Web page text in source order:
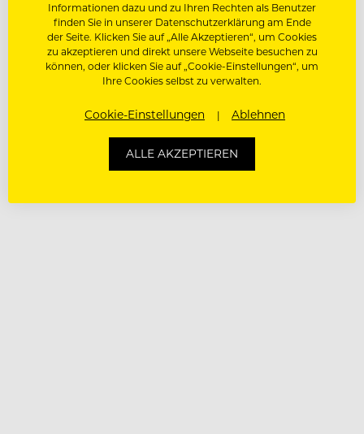
Informationen dazu und zu Ihren Rechten als Benutzer
finden Sie in unserer Datenschutzerklärung am Ende
der Seite. Klicken Sie auf „Alle Akzeptieren“, um Cookies
zu akzeptieren und direkt unsere Webseite besuchen zu
können, oder klicken Sie auf „Cookie-Einstellungen“, um
Ihre Cookies selbst zu verwalten.
Cookie-Einstellungen Ablehnen
ALLE AKZEPTIEREN